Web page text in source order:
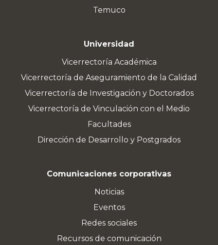
Temuco
Universidad
Vicerrectoría Académica
Vicerrectoría de Aseguramiento de la Calidad
Vicerrectoría de Investigación y Doctorados
Vicerrectoría de Vinculación con el Medio
Facultades
Dirección de Desarrollo y Postgrados
Comunicaciones corporativas
Noticias
Eventos
Redes sociales
Recursos de comunicación